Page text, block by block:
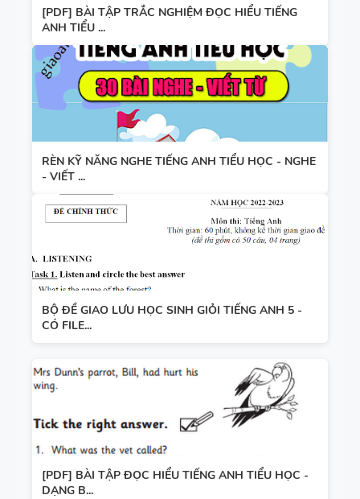
[PDF] BÀI TẬP TRẮC NGHIỆM ĐỌC HIỂU TIẾNG
ANH TIỂU ...
RÈN KỸ NĂNG NGHE TIẾNG ANH TIỂU HỌC - NGHE
- VIẾT ...
BỘ ĐỀ GIAO LƯU HỌC SINH GIỎI TIẾNG ANH 5 -
CÓ FILE...
[PDF] BÀI TẬP ĐỌC HIỂU TIẾNG ANH TIỂU HỌC -
DẠNG B...